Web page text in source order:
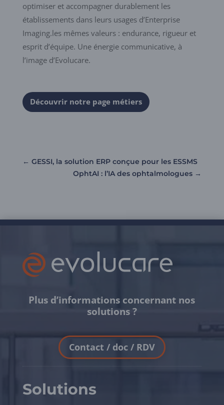
optimiser et accompagner durablement les
établissements dans leurs usages d’Enterprise
Imaging.les mêmes valeurs : endurance, rigueur et
esprit d’équipe. Une énergie communicative, à
l’image d’Evolucare.
Découvrir notre page métiers
← GESSI, la solution ERP conçue pour les ESSMS
OphtAI : l’IA des ophtalmologues →
Plus d’informations concernant nos
solutions ?
Contact / doc / RDV
Solutions